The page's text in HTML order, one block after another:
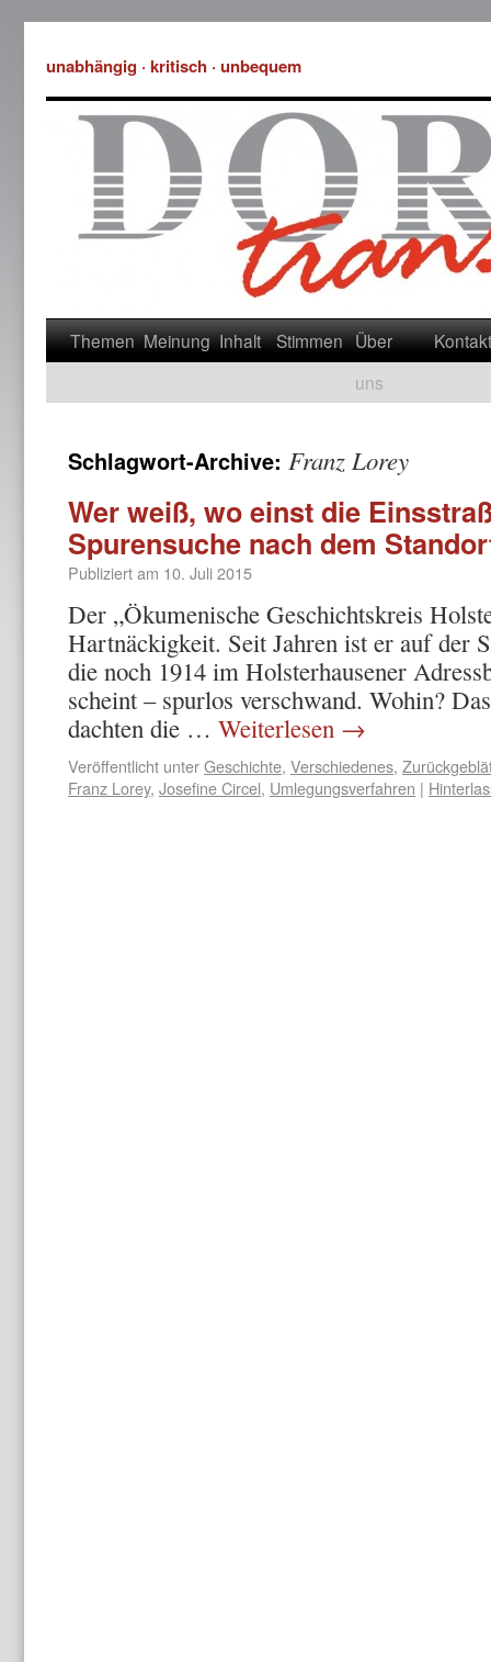
unabhängig · kritisch · unbequem
Themen Meinung Inhalt Stimmen Über
uns
Kontakt
Schlagwort-Archive: Franz Lorey
Wer weiß, wo einst die
Spurensuche nach dem
Publiziert am 10. Juli 2015
Der „Ökumenische Geschichtskreis
Hartnäckigkeit. Seit Jahren ist er auf der
die noch 1914 im Holsterhausener
scheint – spurlos verschwand. Wohin?
dachten die … Weiterlesen →
Veröffentlicht unterGeschichte, Verschiedenes,
Franz Lorey, Josefine Circel, Umlegungsverfahren |